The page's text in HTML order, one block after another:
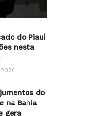
do Piauí
nesta
2026
do
na Bahia
gera